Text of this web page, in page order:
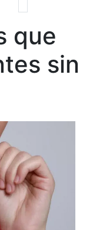
que
sin